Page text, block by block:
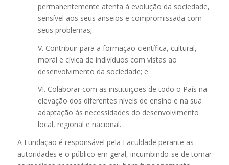
permanentemente atenta à evolução da sociedade,
sensível aos seus anseios e compromissada com
seus problemas;
V. Contribuir para a formação científica, cultural,
moral e cívica de indivíduos com vistas ao
desenvolvimento da sociedade; e
VI. Colaborar com as instituições de todo o País na
elevação dos diferentes níveis de ensino e na sua
adaptação às necessidades do desenvolvimento
local, regional e nacional.
A Fundação é responsável pela Faculdade perante as
autoridades e o público em geral, incumbindo-se de tomar